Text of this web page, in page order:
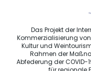
Das Projekt der
Kommerzialisierung
Kultur und
Rahmen der
Abfederung der